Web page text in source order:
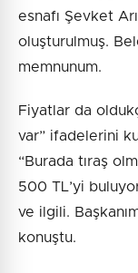
esnafı Şevket
oluşturulmuş.
memnunum.
Fiyatlar da
var” ifadelerini
“Burada tıraş
500 TL’yi
ve ilgili.
konuştu.